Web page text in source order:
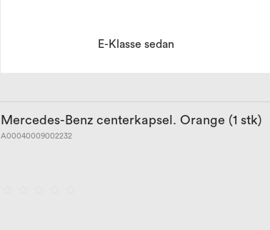
E-Klasse sedan
Mercedes-Benz centerkapsel. Orange (1 stk)
A00040009002232